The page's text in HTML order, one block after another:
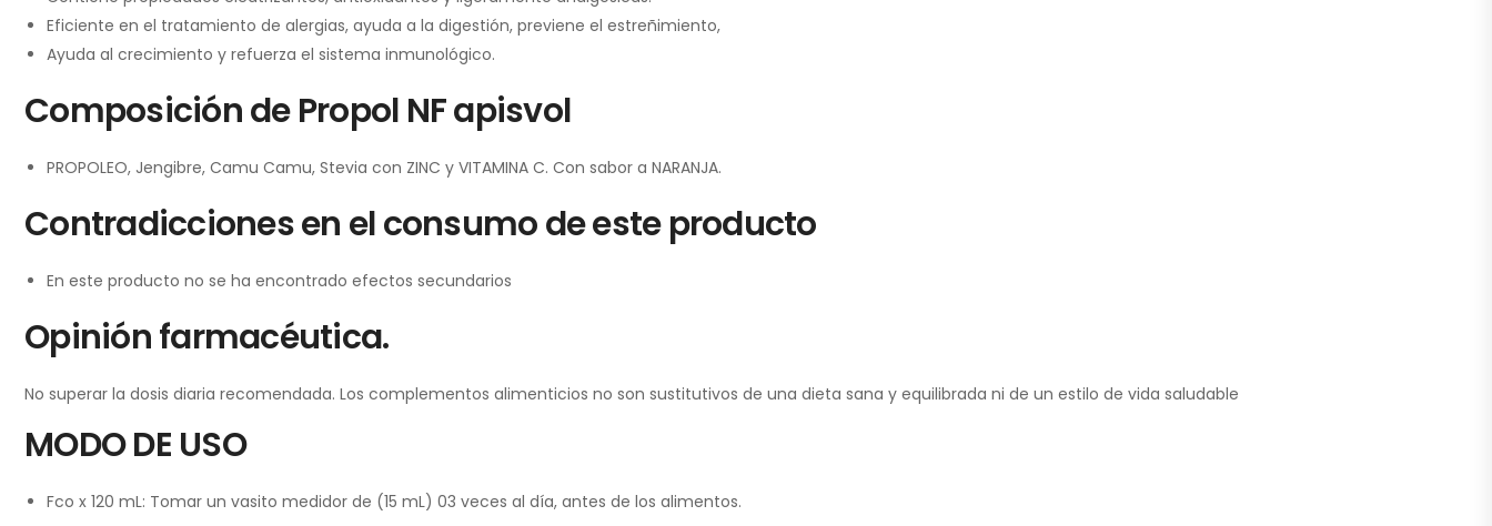
Eficiente en el tratamiento de alergias, ayuda a la digestión, previene el estreñimiento,
Ayuda al crecimiento y refuerza el sistema inmunológico.
Composición de Propol NF apisvol
PROPOLEO, Jengibre, Camu Camu, Stevia con ZINC y VITAMINA C. Con sabor a NARANJA.
Contradicciones en el consumo de este producto
En este producto no se ha encontrado efectos secundarios
Opinión farmacéutica.
No superar la dosis diaria recomendada. Los complementos alimenticios no son sustitutivos de una dieta sana y equilibrada ni de un estilo de vida saludable
MODO DE USO
Fco x 120 mL: Tomar un vasito medidor de (15 mL) 03 veces al día, antes de los alimentos.